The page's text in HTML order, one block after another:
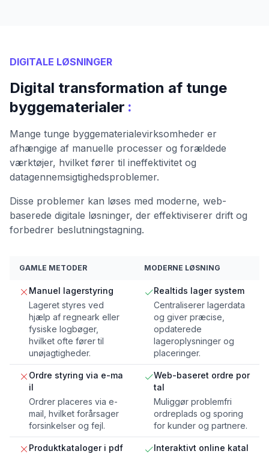
DIGITALE LØSNINGER
Digital transformation af tunge
byggematerialer :
Mange tunge byggematerialevirksomheder er
afhængige af manuelle processer og forældede
værktøjer, hvilket fører til ineffektivitet og
datagennemsigtighedsproblemer.
Disse problemer kan løses med moderne, web-
baserede digitale løsninger, der effektiviserer drift og
forbedrer beslutningstagning.
GAMLE METODER MODERNE LØSNING
Manuel lagerstyring
Lageret styres ved
hjælp af regneark eller
fysiske logbøger,
hvilket ofte fører til
unøjagtigheder.
Realtids lager system
Centraliserer lagerdata
og giver præcise,
opdaterede
lageroplysninger og
placeringer.
Ordre styring via e-ma
il
Ordrer placeres via e-
mail, hvilket forårsager
forsinkelser og fejl.
Web-baseret ordre por
tal
Muliggør problemfri
ordreplads og sporing
for kunder og partnere.
Produktkataloger i pdf
Interaktivt online katal